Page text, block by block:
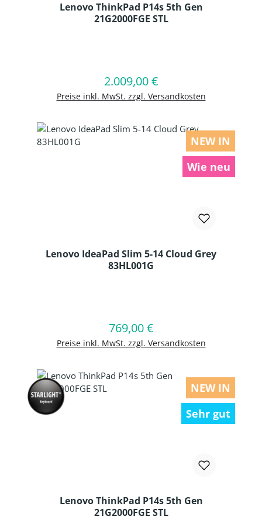
Lenovo ThinkPad P14s 5th Gen
21G2000FGE STL
Regulärer Preis:
2.009,00 €
Preise inkl. MwSt. zzgl. Versandkosten
In den Warenkorb
NEW IN
Wie neu
Lenovo IdeaPad Slim 5-14 Cloud Grey
83HL001G
Regulärer Preis:
769,00 €
Preise inkl. MwSt. zzgl. Versandkosten
In den Warenkorb
NEW IN
Sehr gut
Lenovo ThinkPad P14s 5th Gen
21G2000FGE STL